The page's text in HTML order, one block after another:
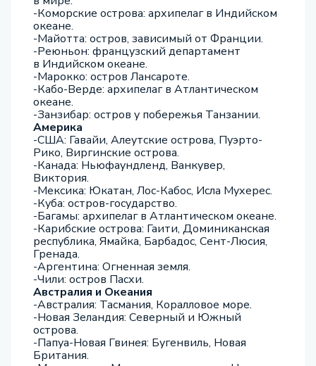
-Коморские острова: архипелаг в Индийском
океане.
-Майотта: остров, зависимый от Франции.
-Реюньон: французский департамент
в Индийском океане.
-Марокко: остров Лансароте.
-Кабо-Верде: архипелаг в Атлантическом
океане.
-Занзибар: остров у побережья Танзании.
Америка
-США: Гавайи, Алеутские острова, Пуэрто-
Рико, Виргинские острова.
-Канада: Ньюфаундленд, Ванкувер,
Виктория.
-Мексика: Юкатан, Лос-Кабос, Исла Мухерес.
-Куба: остров-государство.
-Багамы: архипелаг в Атлантическом океане.
-Карибские острова: Гаити, Доминиканская
республика, Ямайка, Барбадос, Сент-Люсия,
Гренада.
-Аргентина: Огненная земля.
-Чили: остров Пасхи.
Австралия и Океания
-Австралия: Тасмания, Коралловое море.
-Новая Зеландия: Северный и Южный
острова.
-Папуа-Новая Гвинея: Бугенвиль, Новая
Британия.